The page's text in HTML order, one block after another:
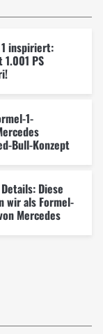
inspiriert:
PS
1-
Bull-Konzept
Diese
wir als Formel-
Mercedes